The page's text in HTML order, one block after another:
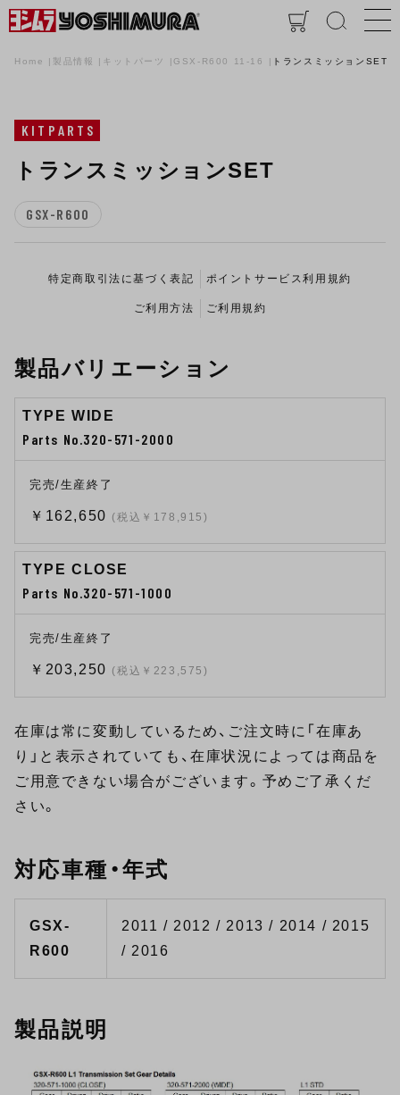
Home 製品情報 キットパーツ GSX-R600 11-16 トランスミッションSET
KITPARTS
トランスミッションSET
GSX-R600
特定商取引法に基づく表記 ポイントサービス利用規約
ご利用方法 ご利用規約
製品バリエーション
TYPE WIDE
Parts No.320-571-2000
完売/生産終了
￥162,650 (税込￥178,915)
TYPE CLOSE
Parts No.320-571-1000
完売/生産終了
￥203,250 (税込￥223,575)
在庫は常に変動しているため、ご注文時に「在庫あ
り」と表示されていても、在庫状況によっては商品を
ご用意できない場合がございます。予めご了承くだ
さい。
対応車種・年式
GSX-
R600
2011 / 2012 / 2013 / 2014 / 2015
/ 2016
製品説明